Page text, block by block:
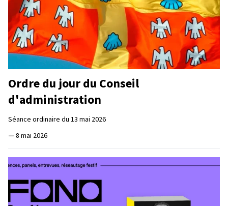
Ordre du jour du Conseil
d'administration
Séance ordinaire du 13 mai 2026
— 8 mai 2026